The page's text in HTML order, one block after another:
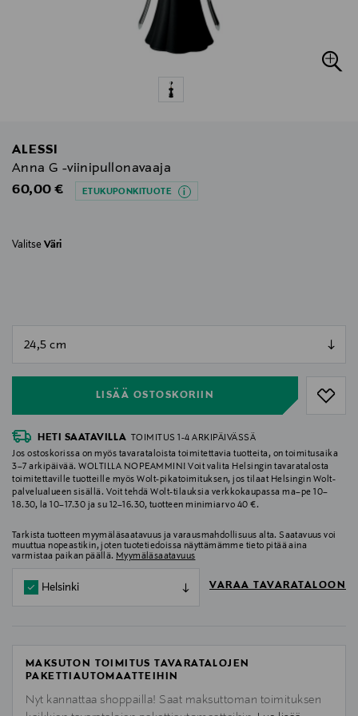
ALESSI
Anna G -viinipullonavaaja
Original Price
60,00 € ETUKUPONKITUOTE
Valitse Väri
LISÄÄ OSTOSKORIIN
HETI SAATAVILLA
TOIMITUS 1-4 ARKIPÄIVÄSSÄ
Jos ostoskorissa on myös tavarataloista toimitettavia tuotteita, on toimitusaika
3–7 arkipäivää. WOLTILLA NOPEAMMIN! Voit valita Helsingin tavaratalosta
toimitettaville tuotteille myös Wolt-pikatoimituksen, jos tilaat Helsingin Wolt-
palvelualueen sisällä. Voit tehdä Wolt-tilauksia verkkokaupassa ma–pe 10–
18.30, la 10–17.30 ja su 12–16.30, tuotteen minimiarvo 40 €.
Tarkista tuotteen myymäläsaatavuus ja varausmahdollisuus alta. Saatavuus voi
muuttua nopeastikin, joten tuotetiedoissa näyttämämme tieto pitää aina
varmistaa paikan päällä. Myymäläsaatavuus
Helsinki VARAA TAVARATALOON
MAKSUTON TOIMITUS TAVARATALOJEN
PAKETTIAUTOMAATTEIHIN
Nyt kannattaa shoppailla! Saat maksuttoman toimituksen